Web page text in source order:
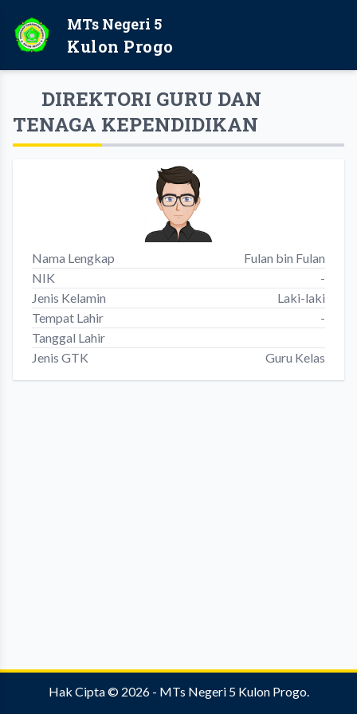
MTs Negeri 5
Kulon Progo
DIREKTORI GURU DAN
TENAGA KEPENDIDIKAN
Nama Lengkap
Fulan bin Fulan
NIK
-
Jenis Kelamin
Laki-laki
Tempat Lahir
-
Tanggal Lahir
Jenis GTK
Guru Kelas
Hak Cipta © 2026 - MTs Negeri 5 Kulon Progo.